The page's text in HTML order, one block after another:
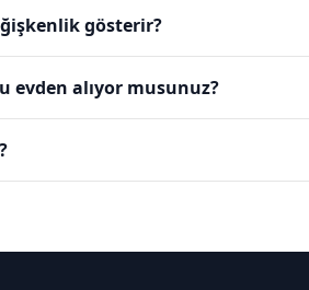
gösterir?
evden alıyor musunuz?